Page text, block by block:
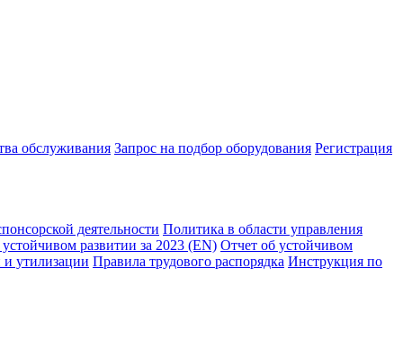
обслуживания Запрос на подбор оборудования Регистрация
деятельности Политика в области управления
развитии за 2023 (EN) Отчет об устойчивом
и утилизации Правила трудового распорядка Инструкция по